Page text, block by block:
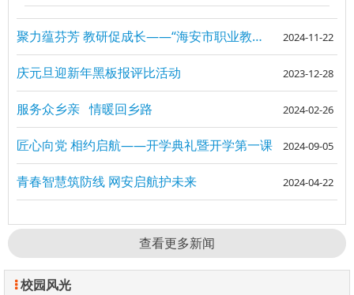
聚力蕴芬芳 教研促成长——“海安市职业教育专题研讨活动”在我校成功举办 2024-11-22
庆元旦迎新年黑板报评比活动 2023-12-28
服务众乡亲 情暖回乡路 2024-02-26
匠心向党 相约启航——开学典礼暨开学第一课 2024-09-05
青春智慧筑防线 网安启航护未来 2024-04-22
查看更多新闻
校园风光